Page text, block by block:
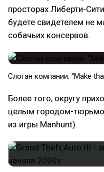
просторах Либерти-
будете свидетелем не
собачьих консервов.
Слоган компании: “Make
Более того, округу
целым городом-
из игры Manhunt).